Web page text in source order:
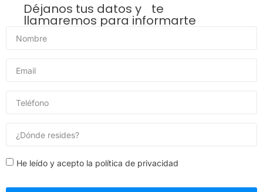
Déjanos tus datos y te
llamaremos para informarte
He leído y acepto la política de privacidad